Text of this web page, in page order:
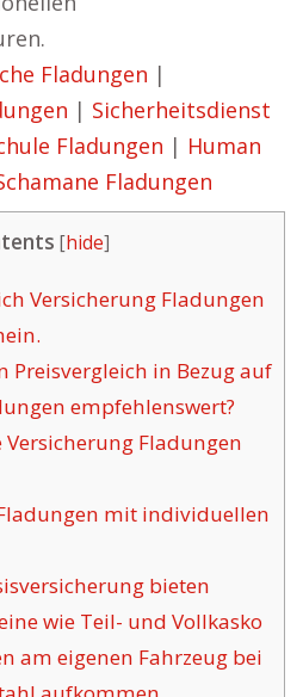
Fladungen |
| Sicherheitsdienst
Fladungen | Human
Fladungen
[hide]
Versicherung Fladungen
Preisvergleich in Bezug auf
empfehlenswert?
Versicherung Fladungen
mit individuellen
bieten
wie Teil- und Vollkasko
am eigenen Fahrzeug bei